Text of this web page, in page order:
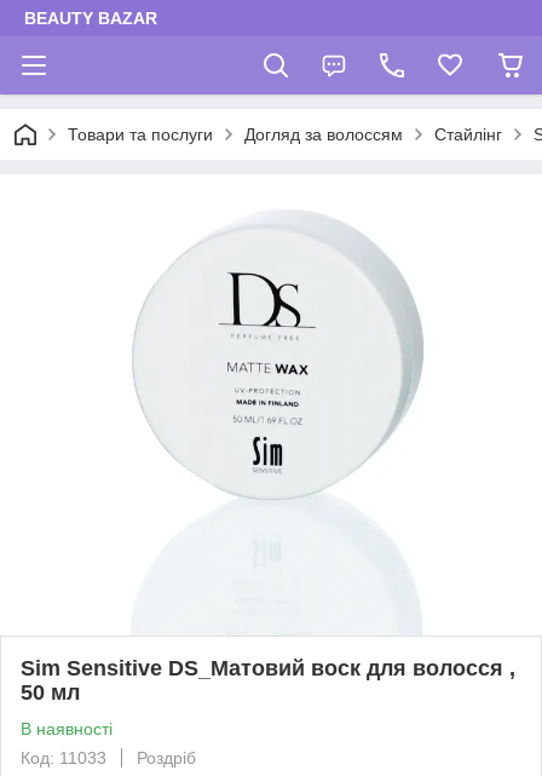
BEAUTY BAZAR
Товари та послуги Догляд за волоссям Стайлінг
Sim Sensitive DS_Матовий воск для волосся ,
50 мл
В наявності
Код: 11033
Роздріб